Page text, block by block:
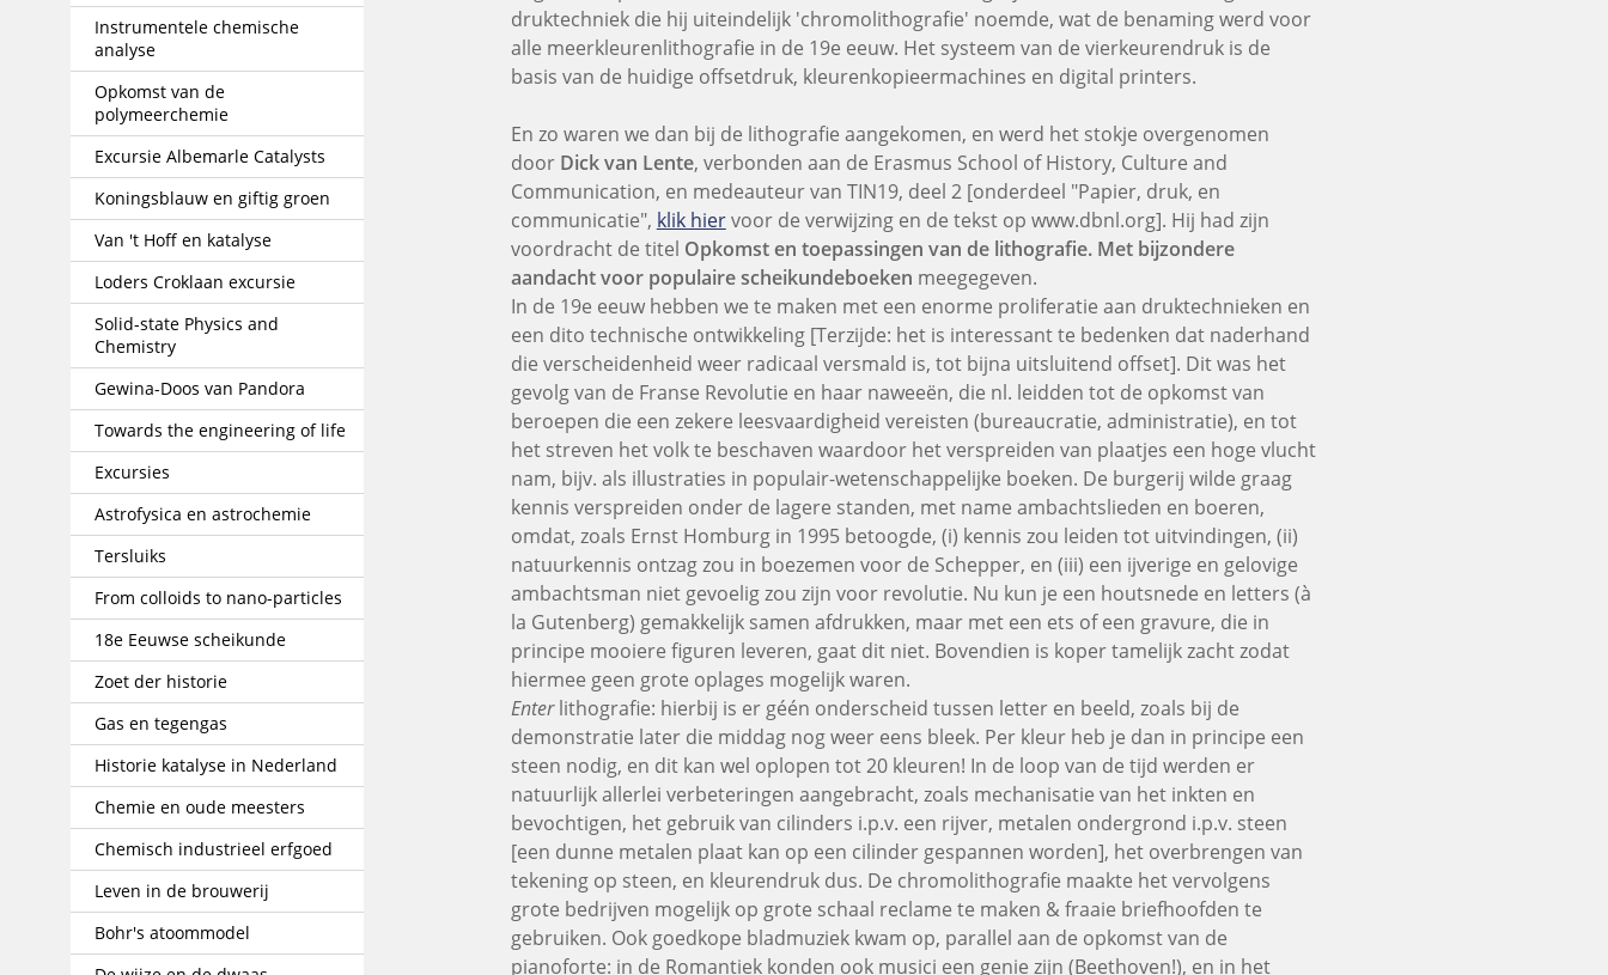
druktechniek die hij uiteindelijk 'chromolithografie' noemde, wat de benaming werd voor
alle meerkleurenlithografie in de 19e eeuw. Het systeem van de vierkeurendruk is de
basis van de huidige offsetdruk, kleurenkopieermachines en digital printers.
En zo waren we dan bij de lithografie aangekomen, en werd het stokje overgenomen
door Dick van Lente, verbonden aan de Erasmus School of History, Culture and
Communication, en medeauteur van TIN19, deel 2 [onderdeel "Papier, druk, en
communicatie", klik hiervoor de verwijzing en de tekst op www.dbnl.org]. Hij had zijn
voordracht de titel Opkomst en toepassingen van de lithografie. Met bijzondere
aandacht voor populaire scheikundeboeken meegegeven.
In de 19e eeuw hebben we te maken met een enorme proliferatie aan druktechnieken en
een dito technische ontwikkeling [Terzijde: het is interessant te bedenken dat naderhand
die verscheidenheid weer radicaal versmald is, tot bijna uitsluitend offset]. Dit was het
gevolg van de Franse Revolutie en haar naweeën, die nl. leidden tot de opkomst van
beroepen die een zekere leesvaardigheid vereisten (bureaucratie, administratie), en tot
het streven het volk te beschaven waardoor het verspreiden van plaatjes een hoge vlucht
nam, bijv. als illustraties in populair-wetenschappelijke boeken. De burgerij wilde graag
kennis verspreiden onder de lagere standen, met name ambachtslieden en boeren,
omdat, zoals Ernst Homburg in 1995 betoogde, (i) kennis zou leiden tot uitvindingen, (ii)
natuurkennis ontzag zou in boezemen voor de Schepper, en (iii) een ijverige en gelovige
ambachtsman niet gevoelig zou zijn voor revolutie. Nu kun je een houtsnede en letters (à
la Gutenberg) gemakkelijk samen afdrukken, maar met een ets of een gravure, die in
principe mooiere figuren leveren, gaat dit niet. Bovendien is koper tamelijk zacht zodat
hiermee geen grote oplages mogelijk waren.
Enterlithografie: hierbij is er géén onderscheid tussen letter en beeld, zoals bij de
demonstratie later die middag nog weer eens bleek. Per kleur heb je dan in principe een
steen nodig, en dit kan wel oplopen tot 20 kleuren! In de loop van de tijd werden er
natuurlijk allerlei verbeteringen aangebracht, zoals mechanisatie van het inkten en
bevochtigen, het gebruik van cilinders i.p.v. een rijver, metalen ondergrond i.p.v. steen
[een dunne metalen plaat kan op een cilinder gespannen worden], het overbrengen van
tekening op steen, en kleurendruk dus. De chromolithografie maakte het vervolgens
grote bedrijven mogelijk op grote schaal reclame te maken & fraaie briefhoofden te
gebruiken. Ook goedkope bladmuziek kwam op, parallel aan de opkomst van de
pianoforte: in de Romantiek konden ook musici een genie zijn (Beethoven!), en in het
Instrumentele chemische
analyse
Opkomst van de
polymeerchemie
Excursie Albemarle Catalysts
Koningsblauw en giftig groen
Van 't Hoff en katalyse
Loders Croklaan excursie
Solid-state Physics and
Chemistry
Gewina-Doos van Pandora
Towards the engineering of life
Excursies
Astrofysica en astrochemie
Tersluiks
From colloids to nano-particles
18e Eeuwse scheikunde
Zoet der historie
Gas en tegengas
Historie katalyse in Nederland
Chemie en oude meesters
Chemisch industrieel erfgoed
Leven in de brouwerij
Bohr's atoommodel